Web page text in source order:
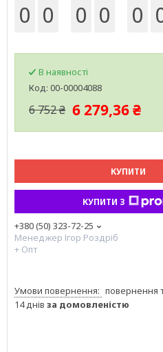
0 0 0 0 0
В наявності
Код: 00-00004088
6 752 ₴ 6 279,36 ₴
КУПИТИ
КУПИТИ З
+380 (50) 323-72-25
Менеджер Ігор Роздріб
+ Опт
повернення
14 днів за домовленістю